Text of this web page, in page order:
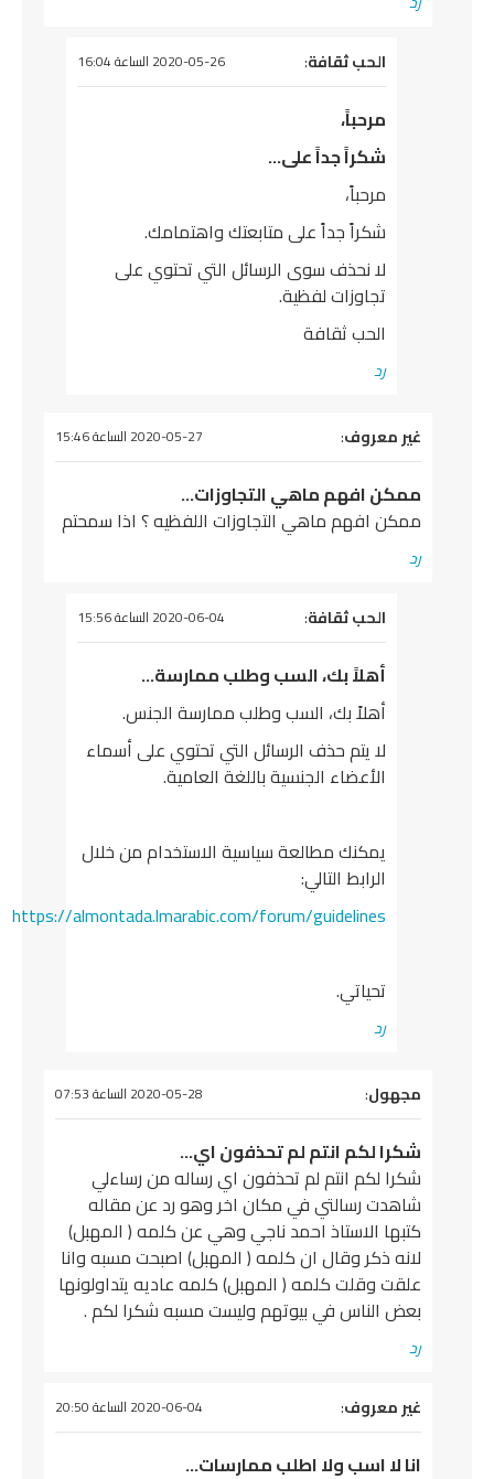
يقول
الحب ثقافة: 2020-05-26 الساعة 16:04
مرحباً،
شكراً جداً على…
مرحباً،
شكراً جداً على متابعتك واهتمامك.
لا نحذف سوى الرسائل التي تحتوي على
تجاوزات لفظية.
الحب ثقافة
رد
يقول
غير معروف: 2020-05-27 الساعة 15:46
ممكن افهم ماهي التجاوزات…
ممكن افهم ماهي التجاوزات اللفظيه ؟ اذا سمحتم
رد
يقول
الحب ثقافة: 2020-06-04 الساعة 15:56
أهلاً بك، السب وطلب ممارسة…
أهلاً بك، السب وطلب ممارسة الجنس.
لا يتم حذف الرسائل التي تحتوي على أسماء
الأعضاء الجنسية باللغة العامية.
يمكنك مطالعة سياسية الاستخدام من خلال
الرابط التالي:
https://almontada.lmarabic.com/forum/guidelines
تحياتي.
رد
يقول
مجهول: 2020-05-28 الساعة 07:53
شكرا لكم انتم لم تحذفون اي…
شكرا لكم انتم لم تحذفون اي رساله من رساءلي
شاهدت رسالتي في مكان اخر وهو رد عن مقاله
كتبها الاستاذ احمد ناجي وهي عن كلمه ( المهبل)
لانه ذكر وقال ان كلمه ( المهبل) اصبحت مسبه وانا
علقت وقلت كلمه ( المهبل) كلمه عاديه يتداولونها
بعض الناس في بيوتهم وليست مسبه شكرا لكم .
رد
يقول
غير معروف: 2020-06-04 الساعة 20:50
انا لا اسب ولا اطلب ممارسات…